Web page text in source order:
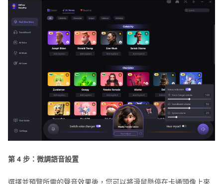
第 4 步：微調語音設置
選擇並預覽所需的聲音效果後，您可以將滑鼠懸停在卡通頭像上來